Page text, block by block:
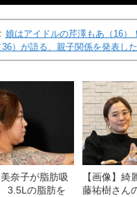
娘はアイドルの芹澤もあ（16）
）が語る、親子関係を発表した
奈子が脂肪吸
3.5Lの脂肪を
【画像】綺
藤祐樹さん